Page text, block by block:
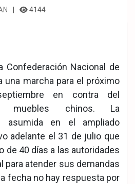
4144
Confederación Nacional de
una marcha para el próximo
en contra del
muebles chinos. La
asumida en el ampliado
adelante el 31 de julio que
de 40 días a las autoridades
para atender sus demandas
fecha no hay respuesta por